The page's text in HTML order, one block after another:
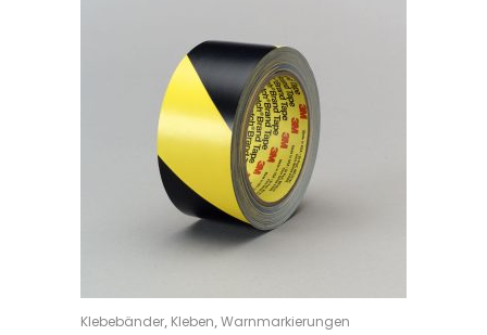
OPTIONS
Dieses Produkt weist mehrere Varianten auf. Die Optionen können auf der Produktseite gewählt werden
Klebebänder, Kleben,Warnmarkierungen